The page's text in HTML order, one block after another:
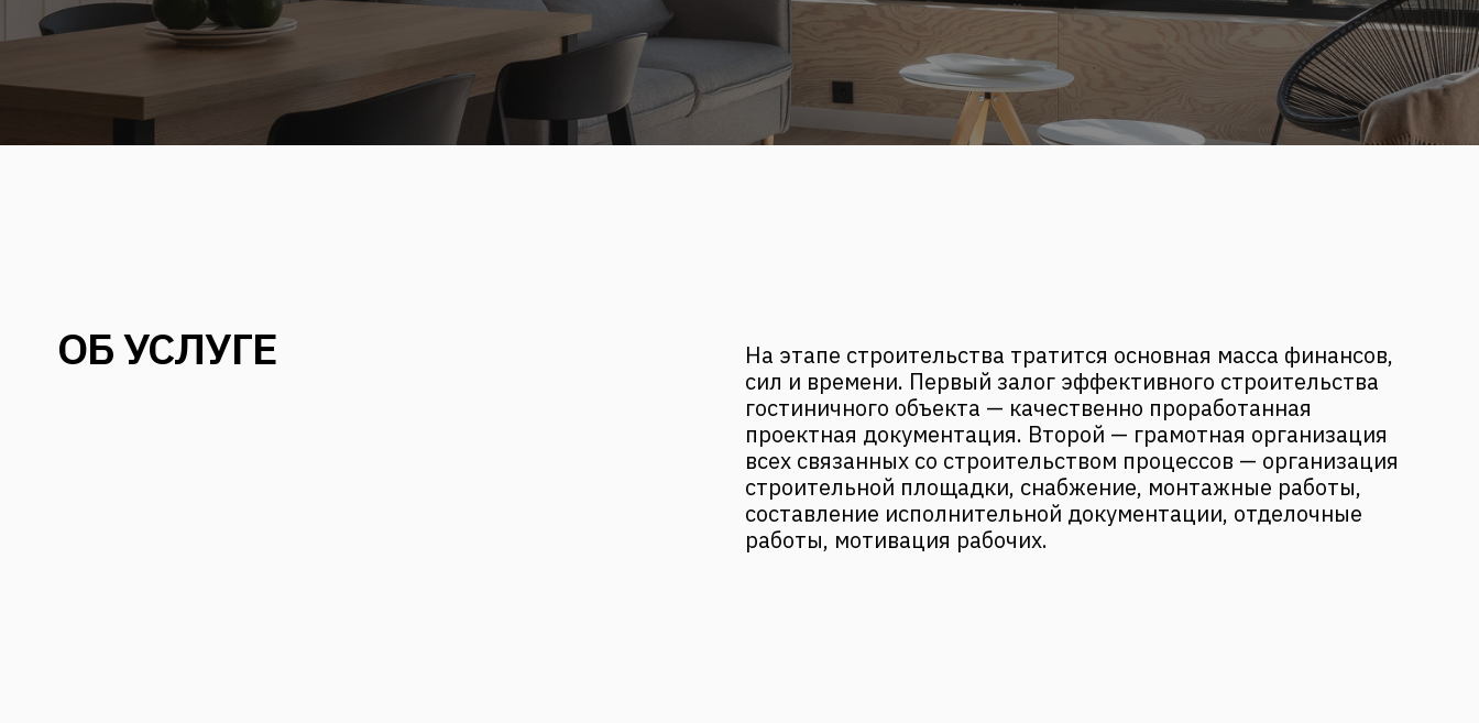
На этапе строительства тратится основная масса финансов,
сил и времени. Первый залог эффективного строительства
гостиничного объекта — качественно проработанная
проектная документация. Второй — грамотная организация
всех связанных со строительством процессов — организация
строительной площадки, снабжение, монтажные работы,
составление исполнительной документации, отделочные
работы, мотивация рабочих.
ОБ УСЛУГЕ